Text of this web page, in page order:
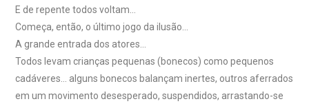
E de repente todos voltam…
Começa, então, o último jogo da ilusão…
A grande entrada dos atores…
Todos levam crianças pequenas (bonecos) como pequenos
cadáveres… alguns bonecos balançam inertes, outros aferrados
em um movimento desesperado, suspendidos, arrastando-se